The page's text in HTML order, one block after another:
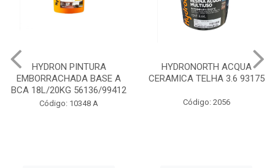
HYDRON PINTURA
EMBORRACHADA BASE A
BCA 18L/20KG 56136/99412
Código: 10348 A
HYDRONORTH ACQUA
CERAMICA TELHA 3.6 93175
Código: 2056